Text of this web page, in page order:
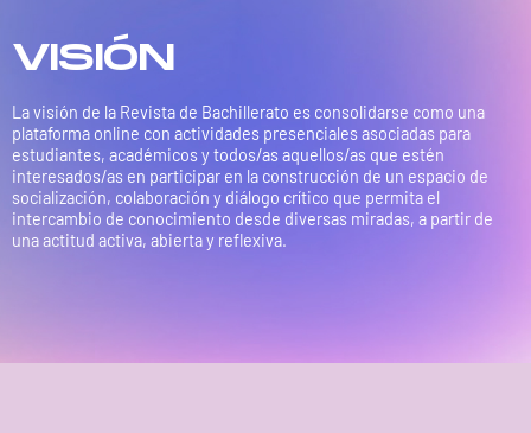
VISIÓN
La visión de la Revista de Bachillerato es consolidarse como una
plataforma online con actividades presenciales asociadas para
estudiantes, académicos y todos/as aquellos/as que estén
interesados/as en participar en la construcción de un espacio de
socialización, colaboración y diálogo crítico que permita el
intercambio de conocimiento desde diversas miradas, a partir de
una actitud activa, abierta y reflexiva.